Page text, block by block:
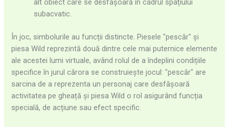
alt obiect care se desfășoară în cadrul spațiului
subacvatic.
În joc, simbolurile au funcții distincte. Piesele "pescăr" și
piesa Wild reprezintă două dintre cele mai puternice elemente
ale acestei lumi virtuale, având rolul de a îndeplini condițiile
specifice în jurul cărora se construiește jocul: "pescăr" are
sarcina de a reprezenta un personaj care desfășoară
activitatea pe gheață și piesa Wild o rol asigurând funcția
specială, de acțiune sau efect specific.